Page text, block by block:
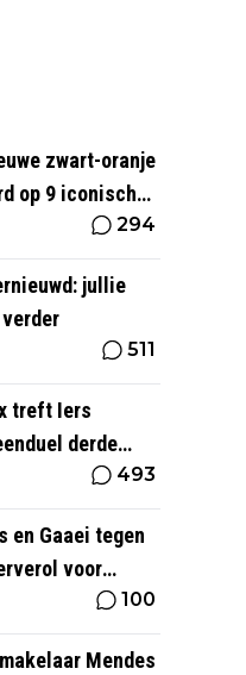
zwart-oranje
op 9 iconische
294
jullie
511
treft Iers
derde
League
493
en Gaaei tegen
voor
100
Mendes